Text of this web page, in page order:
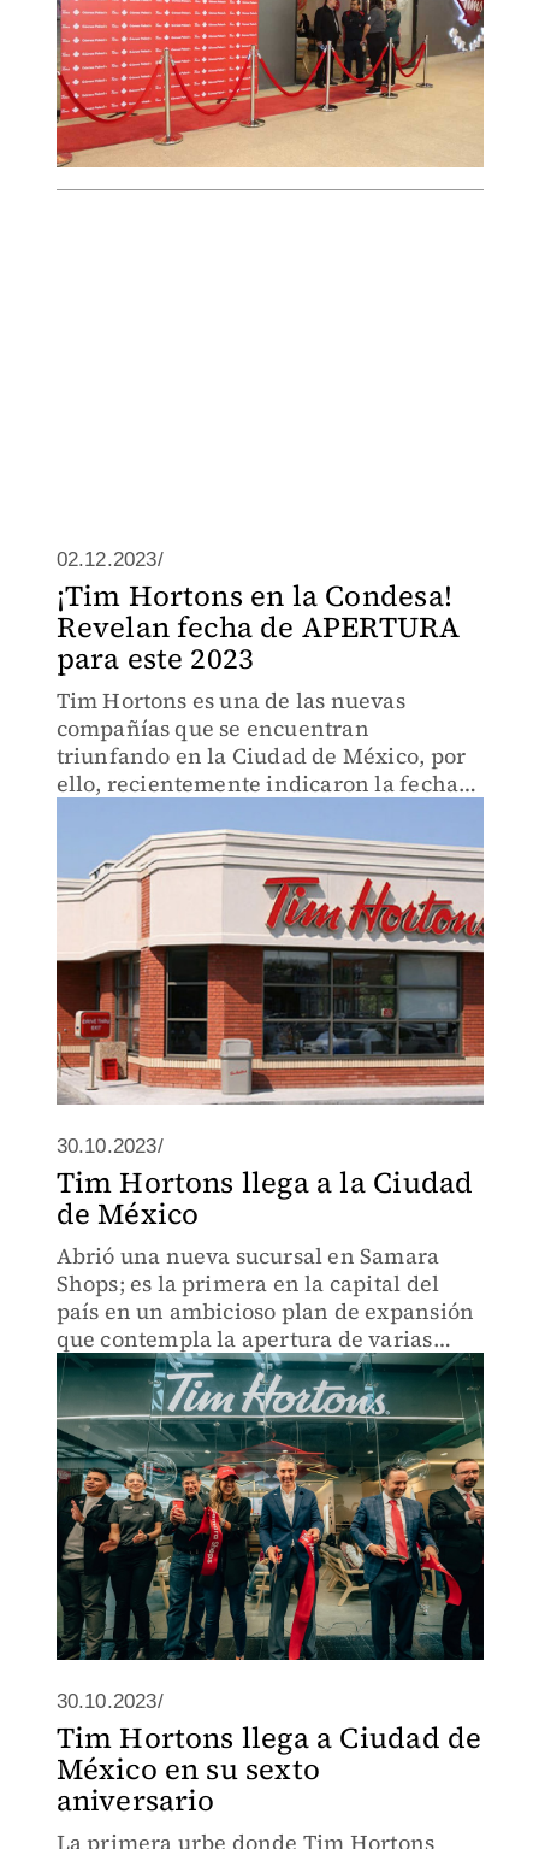
02.12.2023/
¡Tim Hortons en la Condesa!
Revelan fecha de APERTURA
para este 2023
Tim Hortons es una de las nuevas
compañías que se encuentran
triunfando en la Ciudad de México, por
ello, recientemente indicaron la fecha
Condesa.
30.10.2023/
Tim Hortons llega a la Ciudad
de México
Abrió una nueva sucursal en Samara
Shops; es la primera en la capital del
país en un ambicioso plan de expansión
que contempla la apertura de varias
cafeterías de la cadena
30.10.2023/
Tim Hortons llega a Ciudad de
México en su sexto
aniversario
La primera urbe donde Tim Hortons